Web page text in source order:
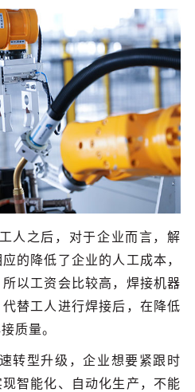
人之后，对于企业而言，解
的降低了企业的人工成本，
以工资会比较高，焊接机器
替工人进行焊接后，在降低
质量。
转型升级，企业想要紧跟时
智能化、自动化生产，不能